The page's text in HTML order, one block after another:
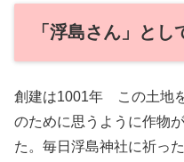
「浮島さん」と
創建は1001年 この土地
のために思うように作物
た。毎日浮島神社に祈っ